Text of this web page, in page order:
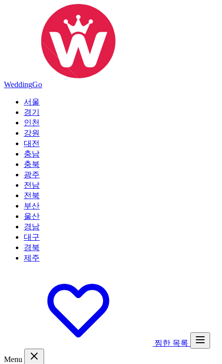
WeddingGo
서울
경기
인천
강원
대전
충남
충북
광주
전남
전북
부산
울산
경남
대구
경북
제주
찜한 목록
Menu